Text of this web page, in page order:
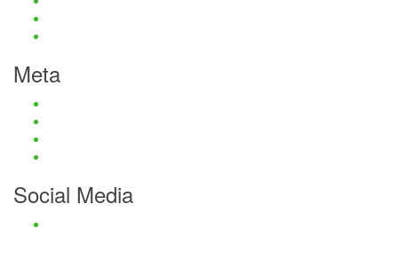
Meta
Social Media